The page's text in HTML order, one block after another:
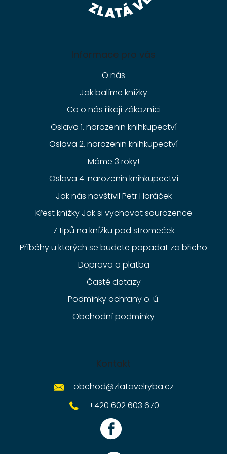
Informace pro vás
O nás
Jak balíme knížky
Co o nás říkají zákazníci
Oslava 1. narozenin knihkupectví
Oslava 2. narozenin knihkupectví
Máme 3 roky!
Oslava 4. narozenin knihkupectví
Jak nás navštívil Petr Horáček
Křest knížky Jak si vychovat sourozence
7 tipů na knížku pod stromeček
Příběhy u kterých se budete popadat za břicho
Doprava a platba
Časté dotazy
Podmínky ochrany o. ú.
Obchodní podmínky
Kontakt
obchod@zlatavelryba.cz
+420 602 603 670